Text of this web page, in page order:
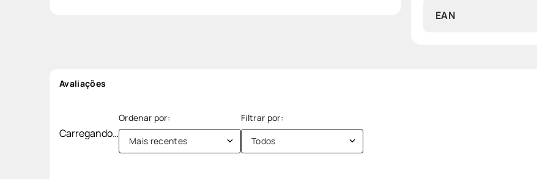
EAN
Avaliações
Carregando…
Mais recentes Todos